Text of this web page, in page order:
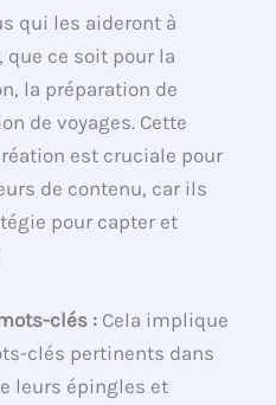
qui les aideront à
ce soit pour la
la préparation de
de voyages. Cette
est cruciale pour
de contenu, car ils
pour capter et
clés : Cela implique
clés pertinents dans
leurs épingles et